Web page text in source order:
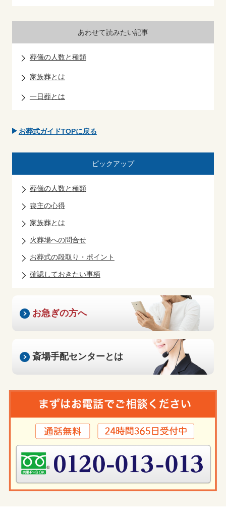
あわせて読みたい記事
葬儀の人数と種類
家族葬とは
一日葬とは
お葬式ガイドTOPに戻る
ピックアップ
葬儀の人数と種類
喪主の心得
家族葬とは
火葬場への問合せ
お葬式の段取り・ポイント
確認しておきたい事柄
お急ぎの方へ
斎場手配センターとは